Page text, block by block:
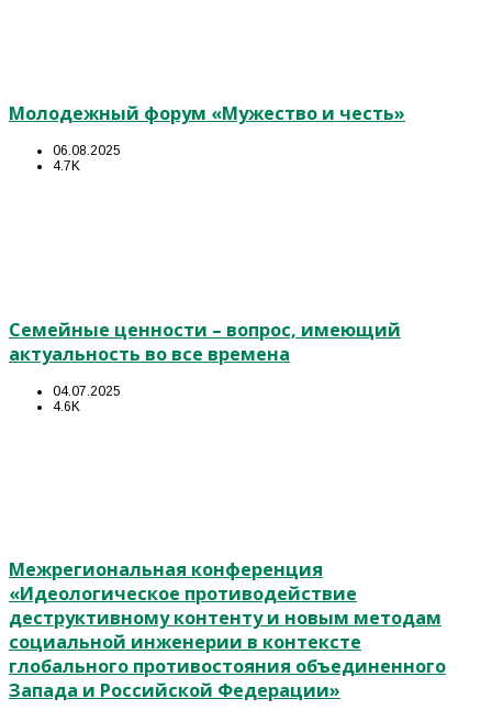
Молодежный форум «Мужество и честь»
06.08.2025
4.7K
Семейные ценности – вопрос, имеющий
актуальность во все времена
04.07.2025
4.6K
Межрегиональная конференция
«Идеологическое противодействие
деструктивному контенту и новым методам
социальной инженерии в контексте
глобального противостояния объединенного
Запада и Российской Федерации»